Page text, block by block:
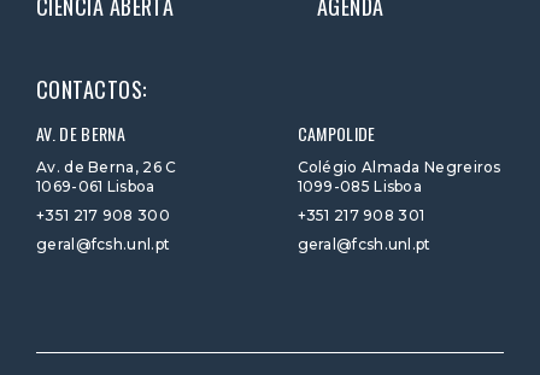
CONTACTOS:
AV. DE BERNA
Av. de Berna, 26 C
1069-061 Lisboa
+351 217 908 300
geral@fcsh.unl.pt
CAMPOLIDE
Colégio Almada Negreiros
1099-085 Lisboa
+351 217 908 301
geral@fcsh.unl.pt